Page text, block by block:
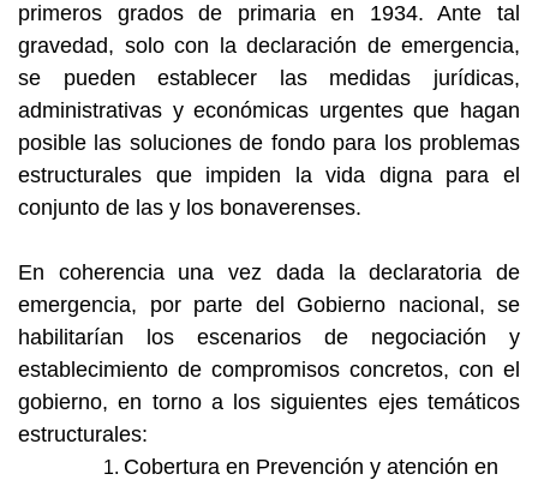
primeros grados de primaria en 1934. Ante tal
gravedad, solo con la declaración de emergencia,
se pueden establecer las medidas jurídicas,
administrativas y económicas urgentes que hagan
posible las soluciones de fondo para los problemas
estructurales que impiden la vida digna para el
conjunto de las y los bonaverenses.
En coherencia una vez dada la declaratoria de
emergencia, por parte del Gobierno nacional, se
habilitarían los escenarios de negociación y
establecimiento de compromisos concretos, con el
gobierno, en torno a los siguientes ejes temáticos
estructurales:
Cobertura en Prevención y atención en